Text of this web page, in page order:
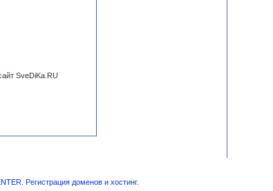
SveDiKa.RU
Регистрация доменов и хостинг.